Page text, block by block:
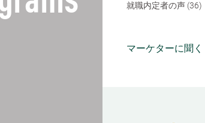
就職内定者の声 (36)
マーケターに聞く